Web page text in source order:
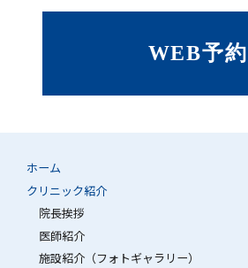
WEB予約
ホーム
クリニック紹介
院長挨拶
医師紹介
施設紹介（フォトギャラリー）